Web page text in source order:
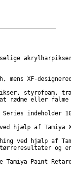
mens XF-
rødme eller
indeholder
hjælp af Tamiya
ved hjælp af
tørreresultater og
Tamiya Paint